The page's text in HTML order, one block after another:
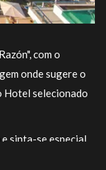
com o
onde sugere o
Hotel selecionado
sinta-se especial,
onde o